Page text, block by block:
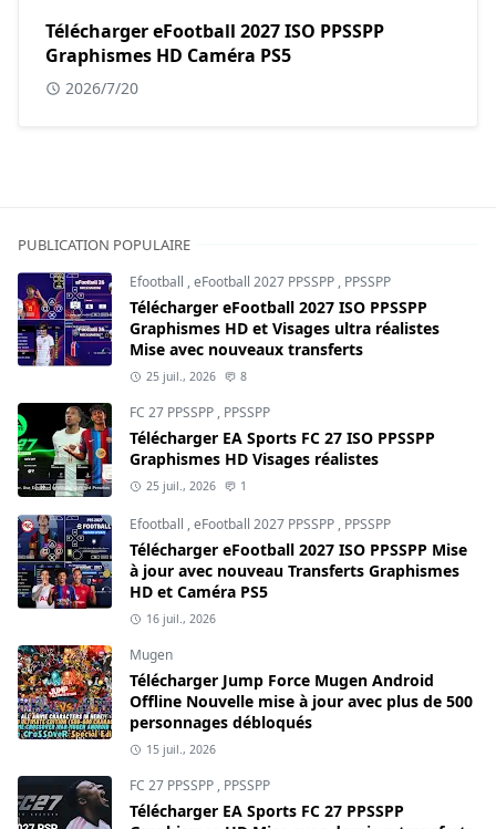
Télécharger eFootball 2027 ISO PPSSPP
Graphismes HD Caméra PS5
2026/7/20
PUBLICATION POPULAIRE
Efootball ,eFootball 2027 PPSSPP , PPSSPP
Télécharger eFootball 2027 ISO PPSSPP
Graphismes HD et Visages ultra réalistes
Mise avec nouveaux transferts
25 juil., 2026 8
FC 27 PPSSPP , PPSSPP
Télécharger EA Sports FC 27 ISO PPSSPP
Graphismes HD Visages réalistes
25 juil., 2026 1
Efootball ,eFootball 2027 PPSSPP , PPSSPP
Télécharger eFootball 2027 ISO PPSSPP Mise
à jour avec nouveau Transferts Graphismes
HD et Caméra PS5
16 juil., 2026
Mugen
Télécharger Jump Force Mugen Android
Offline Nouvelle mise à jour avec plus de 500
personnages débloqués
15 juil., 2026
FC 27 PPSSPP , PPSSPP
Télécharger EA Sports FC 27 PPSSPP